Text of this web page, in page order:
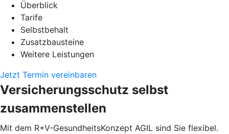
Überblick
Tarife
Selbstbehalt
Zusatzbausteine
Weitere Leistungen
Jetzt Termin vereinbaren
Versicherungsschutz selbst
zusammenstellen
Mit dem R+V-GesundheitsKonzept AGIL sind Sie flexibel.